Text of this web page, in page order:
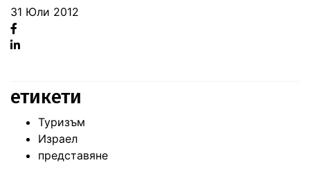
31 Юли 2012
етикети
Туризъм
Израел
представяне